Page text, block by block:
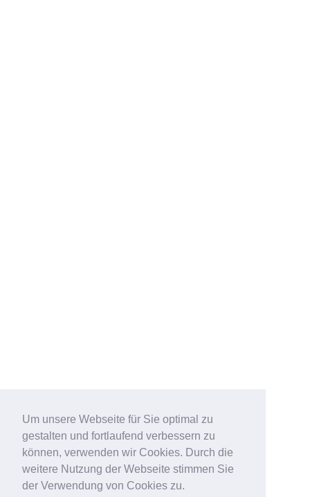
Um unsere Webseite für Sie optimal zu
gestalten und fortlaufend verbessern zu
können, verwenden wir Cookies. Durch die
weitere Nutzung der Webseite stimmen Sie
der Verwendung von Cookies zu.